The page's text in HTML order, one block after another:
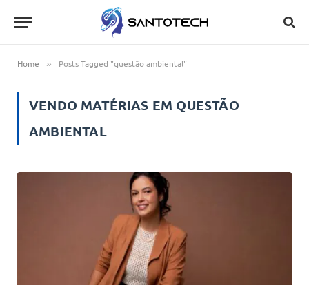
Home » Posts Tagged "questão ambiental"
VENDO MATÉRIAS EM QUESTÃO
AMBIENTAL